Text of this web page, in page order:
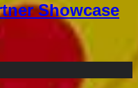
Showcase